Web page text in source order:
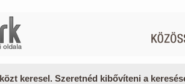
keresel. Szeretnéd kibővíteni a